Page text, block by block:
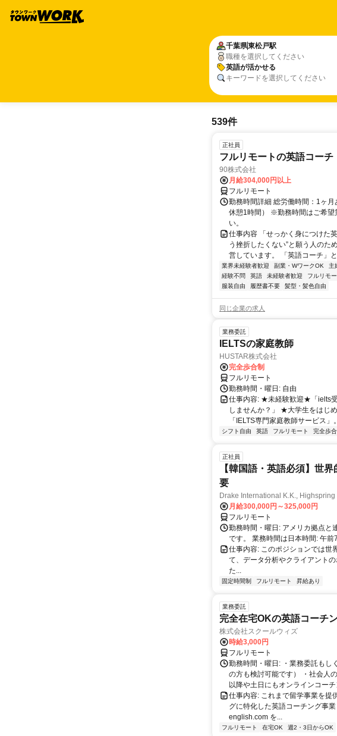
千葉県東松戸駅
職種を選択してください
英語が活かせる
キーワードを選択してください
539件
正社員
フルリモートの英語コーチ
90株式会社
月給304,000円以上
フルリモート
勤務時間詳細 総労働時間：1ヶ
休憩1時間） ※勤務時間はご希望
い。
仕事内容 「せっかく身につけた
う挫折したくない”と願う人のた
営しています。 「英語コーチ」
業界未経験者歓迎 副業・WワークOK 主
経験不問
英語 未経験者歓迎 フルリモー
服装自由
履歴書不要 髪型・髪色自由
同じ企業の求人
業務委託
IELTSの家庭教師
HUSTAR株式会社
完全歩合制
フルリモート
勤務時間・曜日: 自由
仕事内容: ★未経験歓迎★「ielts
しませんか？」 ★大学生をはじ
「IELTS専門家庭教師サービス」
シフト自由 英語 フルリモート 完全歩合
正社員
【韓国語・英語必須】世
要
Drake International K.K., Highspring
月給300,000円～325,000円
フルリモート
勤務時間・曜日: アメリカ拠点と
です。 業務時間は日本時間: 午
仕事内容: このポジションでは世
て、データ分析やクライアント
た...
固定時間制 フルリモート 昇給あり
業務委託
完全在宅OKの英語コーチ
株式会社スクールウィズ
時給3,000円
フルリモート
勤務時間・曜日: ・業務委託もし
の方も検討可能です） ・社会人
以降や土日にもオンラインコー
仕事内容: これまで留学事業を提
グに特化した英語コーチング事
english.com を...
フルリモート 在宅OK 週2・3日からOK